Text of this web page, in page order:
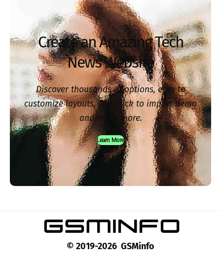
Create an Amazing Tech
News Website
Discover thousands of options, easy to
customize layouts, one-click to import demo
and much more.
Learn More
© 2019-2026 GSMinfo